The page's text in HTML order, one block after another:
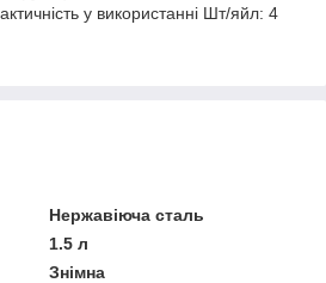
у використанні Шт/яйл: 4
Нержавіюча сталь
1.5 л
Знімна